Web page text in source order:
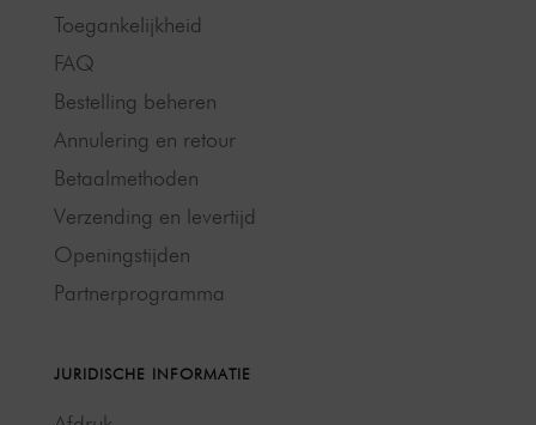
Toegankelijkheid
FAQ
Bestelling beheren
Annulering en retour
Betaalmethoden
Verzending en levertijd
Openingstijden
Partnerprogramma
JURIDISCHE INFORMATIE